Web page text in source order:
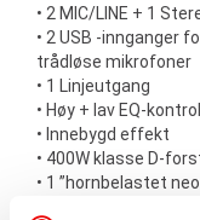
• 2 MIC/LINE + 1
• 2 USB -innganger
trådløse mikrofoner
• 1 Linjeutgang
• Høy + lav EQ-
• Innebygd effekt
• 400W klasse D-
• 1 ”hornbelastet